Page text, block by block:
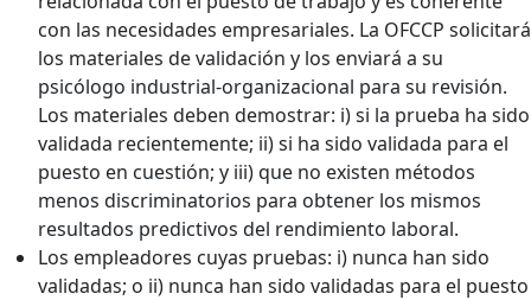
con las necesidades empresariales. La OFCCP solicitará
los materiales de validación y los enviará a su
psicólogo industrial-organizacional para su revisión.
Los materiales deben demostrar: i) si la prueba ha sido
validada recientemente; ii) si ha sido validada para el
puesto en cuestión; y iii) que no existen métodos
menos discriminatorios para obtener los mismos
resultados predictivos del rendimiento laboral.
Los empleadores cuyas pruebas: i) nunca han sido
validadas; o ii) nunca han sido validadas para el puesto